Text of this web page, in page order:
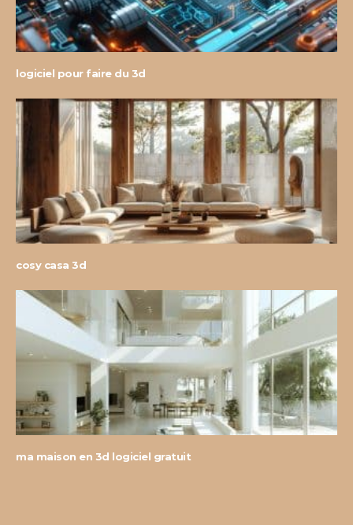
logiciel pour faire du 3d
cosy casa 3d
ma maison en 3d logiciel gratuit